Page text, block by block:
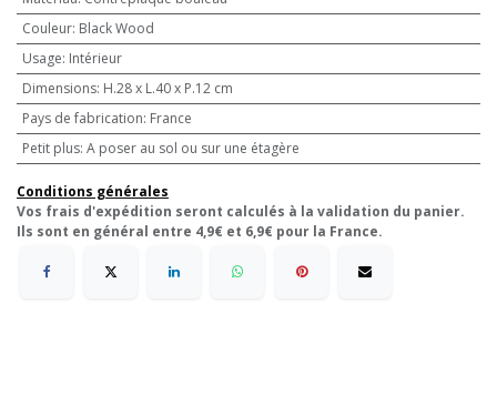
Couleur: Black Wood
Usage: Intérieur
Dimensions: H.28 x L.40 x P.12 cm
Pays de fabrication: France
Petit plus: A poser au sol ou sur une étagère
Conditions générales
Vos frais d'expédition seront calculés à la validation du panier.
Ils sont en général entre 4,9€ et 6,9€ pour la France.